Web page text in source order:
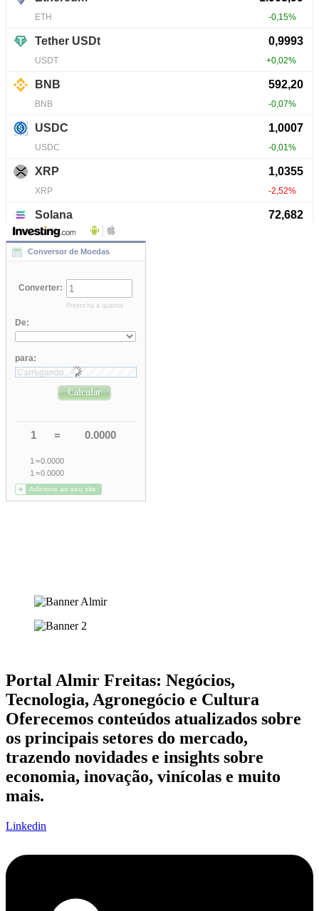
Portal Almir Freitas: Negócios,
Tecnologia, Agronegócio e Cultura
Oferecemos conteúdos atualizados sobre
os principais setores do mercado,
trazendo novidades e insights sobre
economia, inovação, vinícolas e muito
mais.
Linkedin